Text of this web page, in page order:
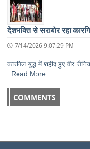
देशभक्ति से सराबोर रहा
7/14/2026 9:07:29 PM
कारगिल युद्ध में शहीद हुए वीर
..Read More
COMMENTS